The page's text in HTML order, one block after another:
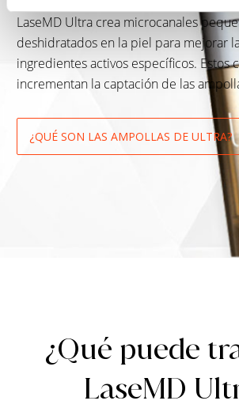
LaseMD Ultra crea microcanales
deshidratados en la piel para mejorar
ingredientes activos específicos. Estos
incrementan la captación de las
¿QUÉ SON LAS AMPOLLAS DE ULTRA?
¿Qué puede
LaseMD